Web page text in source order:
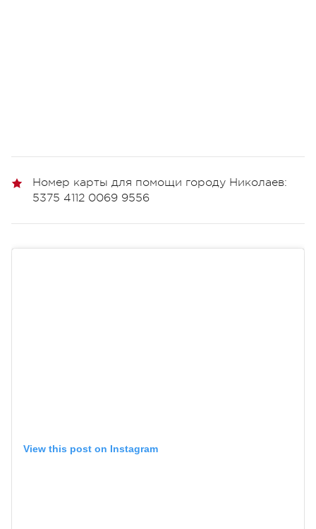
Номер карты для помощи городу Николаев:
5375 4112 0069 9556
View this post on Instagram